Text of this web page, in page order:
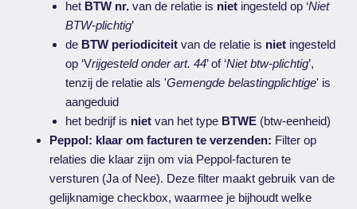
het BTW nr. van de relatie is niet ingesteld op ‘Niet
BTW-plichtig’
de BTW periodiciteit van de relatie is niet ingesteld
op ‘Vrijgesteld onder art. 44’ of ‘Niet btw-plichtig’,
tenzij de relatie als 'Gemengde belastingplichtige' is
aangeduid
het bedrijf is niet van het type BTWE (btw-eenheid)
Peppol: klaar om facturen te verzenden: Filter op
relaties die klaar zijn om via Peppol-facturen te
versturen (Ja of Nee). Deze filter maakt gebruik van de
gelijknamige checkbox, waarmee je bijhoudt welke